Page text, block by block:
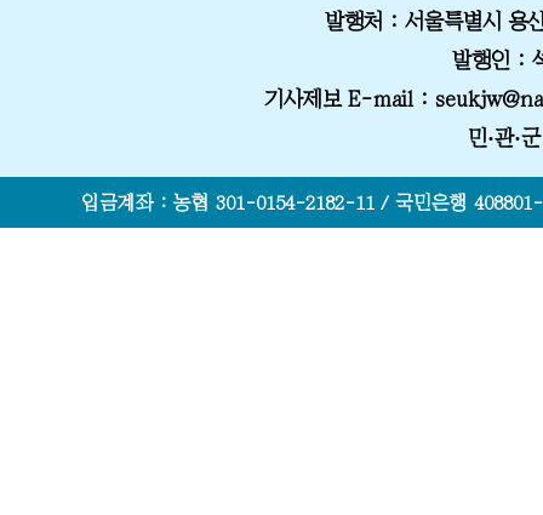
발행처 : 서울특별시 용
발행인 :
기사제보 E-mail :
민·관·
입금계좌 : 농협 301-0154-2182-11 / 국민은행